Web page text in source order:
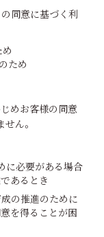
の同意に基づく利
ため
めお客様の同意
ん。
に必要がある場合
あるとき
成の推進のために
を得ることが困